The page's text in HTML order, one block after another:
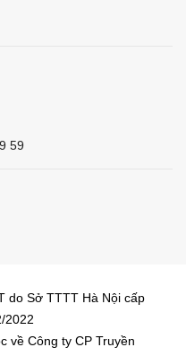
59
do Sở TTTT Hà Nội cấp
2022
về Công ty CP Truyền